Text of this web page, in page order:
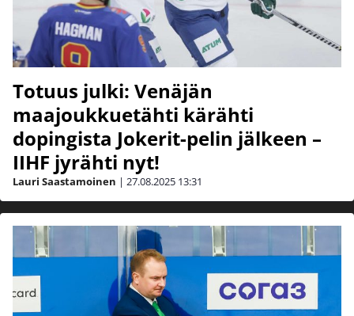
Totuus julki: Venäjän
maajoukkuetähti kärähti
dopingista Jokerit-pelin jälkeen –
IIHF jyrähti nyt!
Lauri Saastamoinen | 27.08.2025 13:31